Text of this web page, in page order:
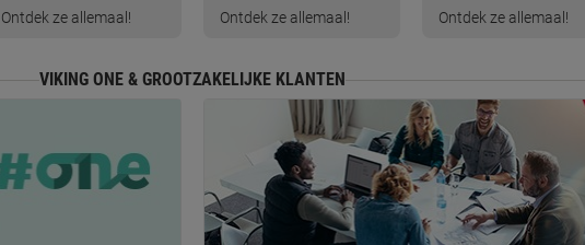
VIKING ONE & GROOTZAKELIJKE KLANTEN
Ontdek ze allemaal! Ontdek ze allemaal! Ontdek ze allemaal!